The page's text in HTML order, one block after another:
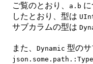
ご覧のとおり、 a.b
したとおり、型は
サブカラムの型は
また、 Dynamic 型の